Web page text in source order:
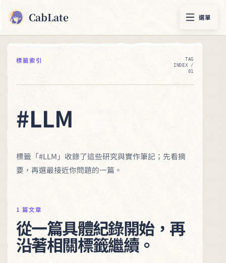
CabLate 選單
標籤索引
TAG
INDEX /
01
#LLM
標籤「#LLM」收錄了這些研究與實作筆記；先看摘
要，再選最接近你問題的一篇。
1 篇文章
從一篇具體紀錄開始，再
沿著相關標籤繼續。